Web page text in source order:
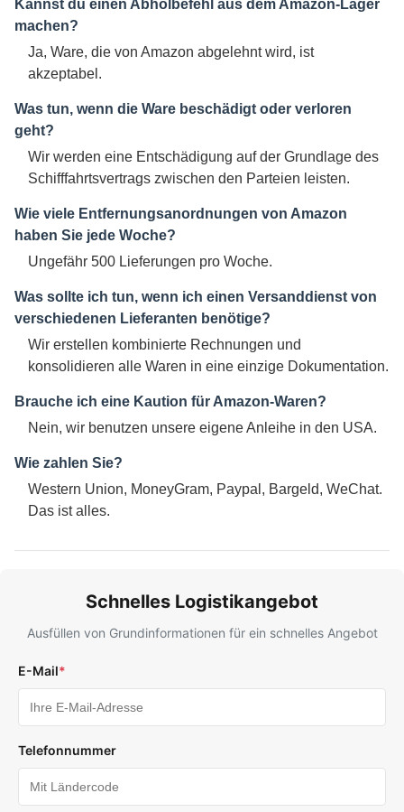
Kannst du einen Abholbefehl aus dem Amazon-Lager
machen?
Ja, Ware, die von Amazon abgelehnt wird, ist
akzeptabel.
Was tun, wenn die Ware beschädigt oder verloren
geht?
Wir werden eine Entschädigung auf der Grundlage des
Schifffahrtsvertrags zwischen den Parteien leisten.
Wie viele Entfernungsanordnungen von Amazon
haben Sie jede Woche?
Ungefähr 500 Lieferungen pro Woche.
Was sollte ich tun, wenn ich einen Versanddienst von
verschiedenen Lieferanten benötige?
Wir erstellen kombinierte Rechnungen und
konsolidieren alle Waren in eine einzige Dokumentation.
Brauche ich eine Kaution für Amazon-Waren?
Nein, wir benutzen unsere eigene Anleihe in den USA.
Wie zahlen Sie?
Western Union, MoneyGram, Paypal, Bargeld, WeChat.
Das ist alles.
Schnelles Logistikangebot
Ausfüllen von Grundinformationen für ein schnelles Angebot
E-Mail*
Telefonnummer